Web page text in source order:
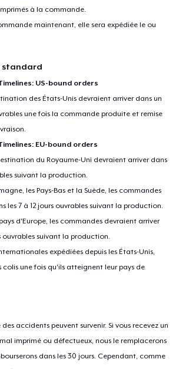
à la commande.
maintenant, elle sera expédiée le ou
standard
US-bound orders
des États-Unis devraient arriver dans un
une fois la commande produite et remise
EU-bound orders
du Royaume-Uni devraient arriver dans
suivant la production.
les Pays-Bas et la Suède, les commandes
les 7 à 12 jours ouvrables suivant la production.
d'Europe, les commandes devraient arriver
ouvrables suivant la production.
expédiées depuis les États-Unis,
colis une fois qu'ils atteignent leur pays de
accidents peuvent survenir. Si vous recevez un
imprimé ou défectueux, nous le remplacerons
dans les 30 jours. Cependant, comme